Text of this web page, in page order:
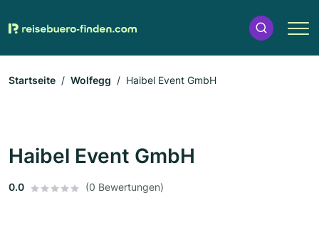
Startseite Wolfegg Haibel Event GmbH
Haibel Event GmbH
0.0 (0 Bewertungen)